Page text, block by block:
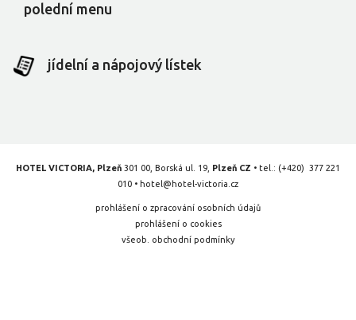
polední menu
jídelní a nápojový lístek
HOTEL VICTORIA, Plzeň 301 00, Borská ul. 19, Plzeň CZ • tel.: (+420) 377 221
010 • hotel@hotel-victoria.cz
prohlášení o zpracování osobních údajů
prohlášení o cookies
všeob. obchodní podmínky